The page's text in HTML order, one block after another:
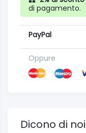
di pagamento.
PayPal
Oppure
Dicono di noi